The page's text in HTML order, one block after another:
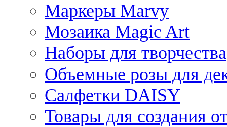
Маркеры Marvy
Мозаика Magic Art
Наборы для творчества
Объемные розы для
Салфетки DAISY
Товары для создания